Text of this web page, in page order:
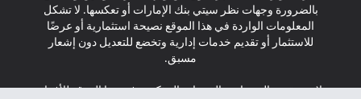
بالضرورة وجهات نظر سيتي بنك الإمارات أو تعكسها. لا تشكل
المعلومات الواردة في هذا الموقع نصيحة استثمارية أو عرضًا
للاستثمار أو تقديم خدمات إدارية وتخضع للتعديل دون إشعار
مسبق.
لا يتم تقديم المنتجات والخدمات المذكورة في هذا الموقع للأفراد